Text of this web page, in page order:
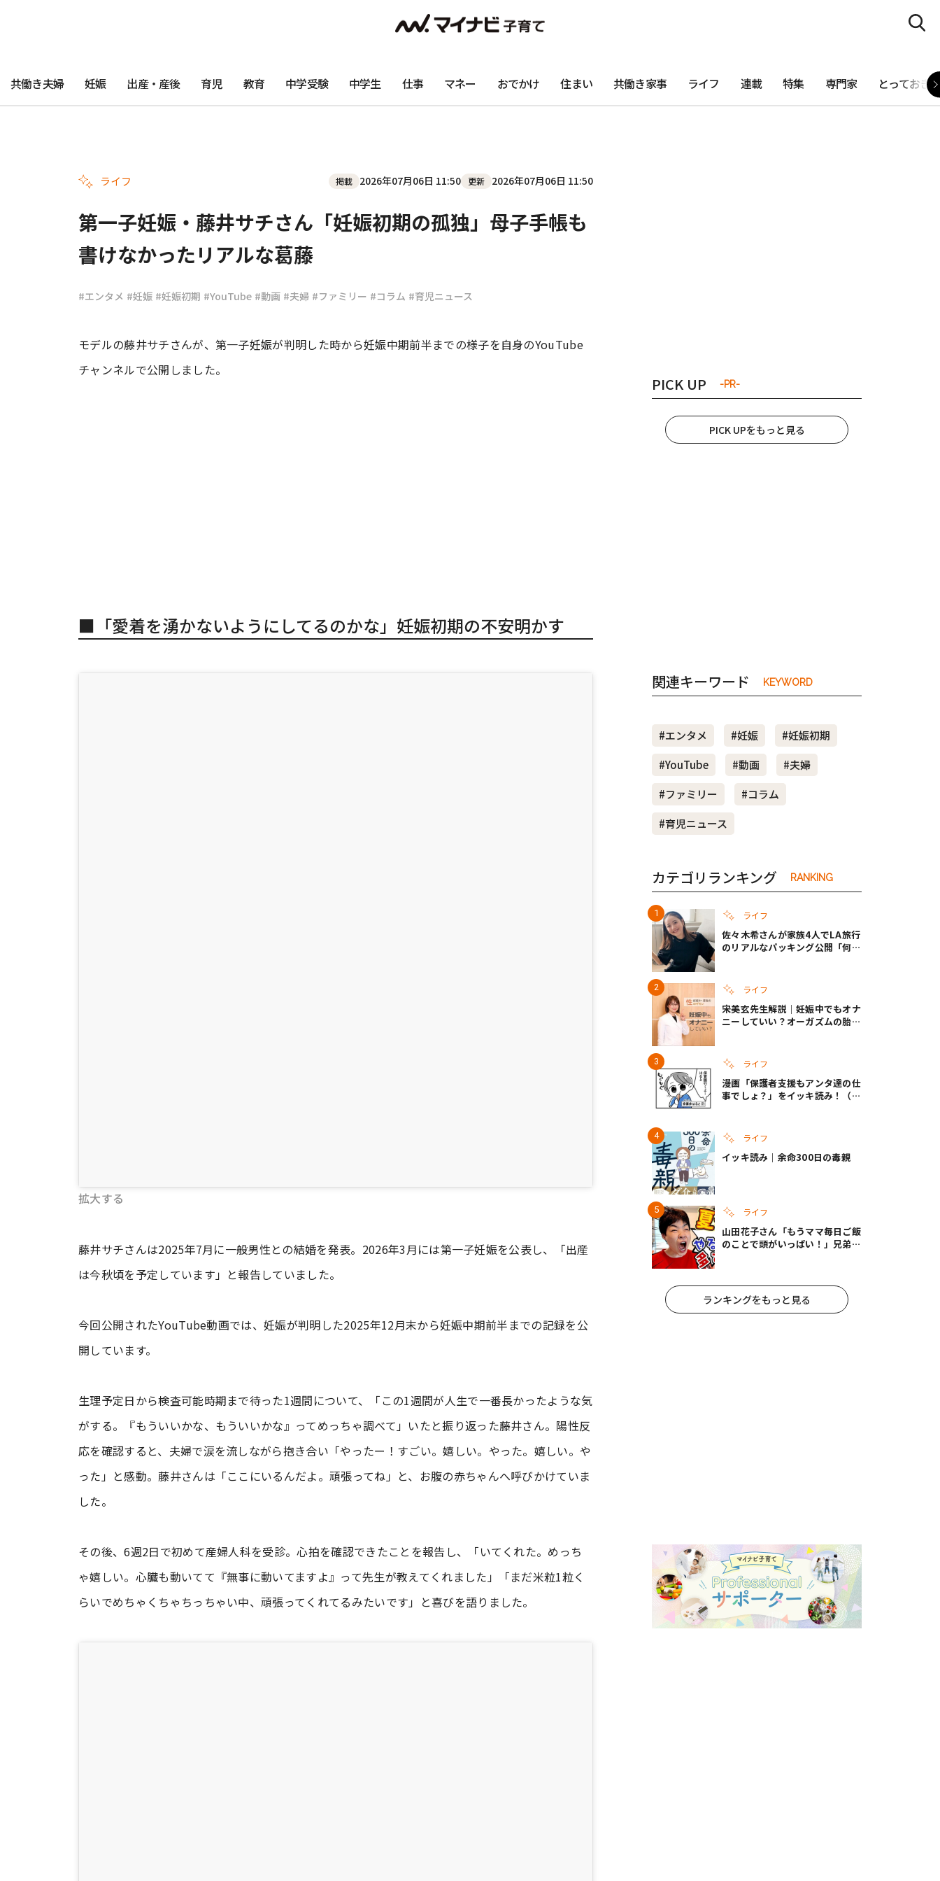
共働き夫婦 妊娠 出産・産後 育児 教育 中学受験 中学生 仕事 マネー おでかけ 住まい 共働き家事 ライフ 連載 特集 専門家 とっておき
ライフ 掲載 2026年07月06日 11:50 更新 2026年07月06日 11:50
第一子妊娠・藤井サチさん「妊娠初期の孤独」母子手帳も
書けなかったリアルな葛藤
#エンタメ #妊娠 #妊娠初期 #YouTube #動画 #夫婦 #ファミリー #コラム #育児ニュース
モデルの藤井サチさんが、第一子妊娠が判明した時から妊娠中期前半までの様子を自身のYouTube
チャンネルで公開しました。
■「愛着を湧かないようにしてるのかな」妊娠初期の不安明かす
拡大する
藤井サチさんは2025年7月に一般男性との結婚を発表。2026年3月には第一子妊娠を公表し、「出産
は今秋頃を予定しています」と報告していました。
今回公開されたYouTube動画では、妊娠が判明した2025年12月末から妊娠中期前半までの記録を公
開しています。
生理予定日から検査可能時期まで待った1週間について、「この1週間が人生で一番長かったような気
がする。『もういいかな、もういいかな』ってめっちゃ調べて」いたと振り返った藤井さん。陽性反
応を確認すると、夫婦で涙を流しながら抱き合い「やったー！すごい。嬉しい。やった。嬉しい。や
った」と感動。藤井さんは「ここにいるんだよ。頑張ってね」と、お腹の赤ちゃんへ呼びかけていま
した。
その後、6週2日で初めて産婦人科を受診。心拍を確認できたことを報告し、「いてくれた。めっち
ゃ嬉しい。心臓も動いてて『無事に動いてますよ』って先生が教えてくれました」「まだ米粒1粒く
らいでめちゃくちゃちっちゃい中、頑張ってくれてるみたいです」と喜びを語りました。
PICK UP -PR-
PICK UPをもっと見る
関連キーワード KEYWORD
#エンタメ #妊娠
#妊娠初期
#YouTube
#動画
#夫婦
#ファミリー
#コラム
#育児ニュース
カテゴリランキング RANKING
ライフ
佐々木希さんが家族4人でLA旅行
のリアルなパッキング公開「何が
ライフ
宋美玄先生解説｜妊娠中でもオナ
ニーしていい？オーガズムの胎児
ライフ
漫画「保護者支援もアンタ達の仕
事でしょ？」をイッキ読み！（右
ライフ
イッキ読み｜余命300日の毒親
ライフ
山田花子さん「もうママ毎日ご飯
のことで頭がいっぱい！」兄弟夏
ランキングをもっと見る